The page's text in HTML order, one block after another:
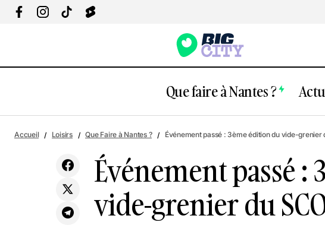
Que faire à Nantes ? Actu
Expo : Interstellar, Ré-imaginer la Terre Loisirs Événement
Accueil Loisirs Que Faire à Nantes ? Événement passé : 3ème édition du vide-grenier
Événement passé
vide-grenier du